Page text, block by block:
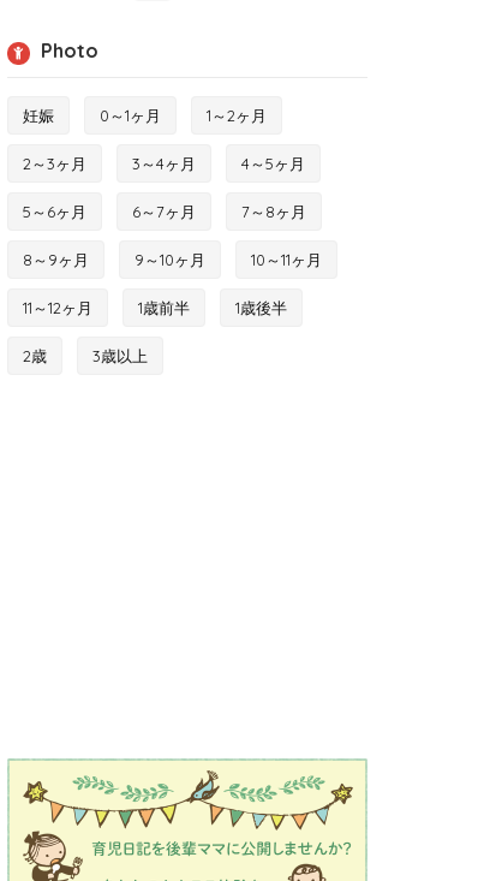
Photo
妊娠 0～1ヶ月 1～2ヶ月
2～3ヶ月 3～4ヶ月 4～5ヶ月
5～6ヶ月 6～7ヶ月 7～8ヶ月
8～9ヶ月 9～10ヶ月 10～11ヶ月
11～12ヶ月 1歳前半 1歳後半
2歳 3歳以上